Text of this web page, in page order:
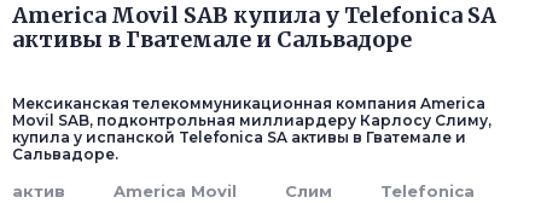
America Movil SAB купила у Telefonica SA
активы в Гватемале и Сальвадоре
Мексиканская телекоммуникационная компания America
Movil SAB, подконтрольная миллиардеру Карлосу Слиму,
купила у испанской Telefonica SA активы в Гватемале и
Сальвадоре.
актив America Movil Слим Telefonica